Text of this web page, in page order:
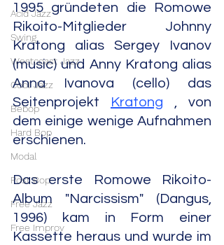
Acid Jazz
Swing
Westcoast Jazz
Cool Jazz
Bebop
Hard Bop
Modal
Post Bop
Free Jazz
Free Improv
1995 gründeten die Romowe
Rikoito-Mitglieder Johnny
Kratong alias Sergey Ivanov
(music) und Anny Kratong alias
Anna Ivanova (cello) das
Seitenprojekt
Kratong , von
dem einige wenige Aufnahmen
erschienen.
Das erste Romowe Rikoito-
Album "Narcissism" (Dangus,
1996) kam in Form einer
Kassette heraus und wurde im